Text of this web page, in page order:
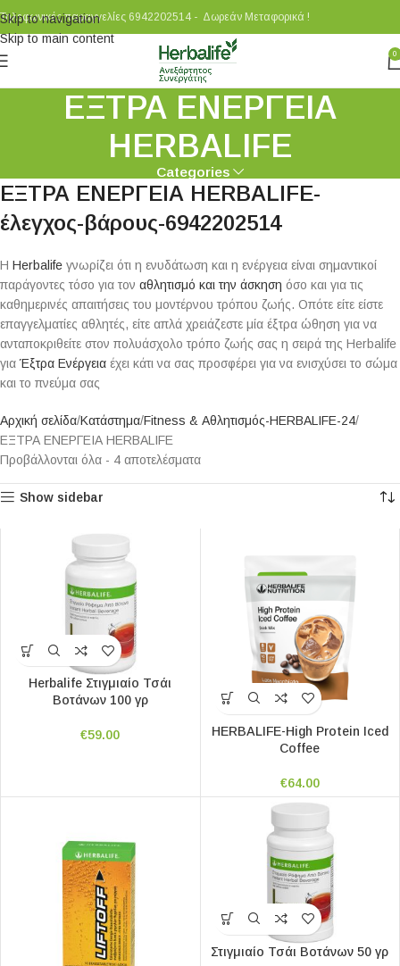
Skip to navigation
Skip to main content
Τηλεφωνικές παραγγελίες 6942202514 - Δωρεάν Μεταφορικά !
0
ΕΞΤΡΑ ΕΝΕΡΓΕΙΑ
HERBALIFE
Categories
ΕΞΤΡΑ ΕΝΕΡΓΕΙΑ HERBALIFE-
έλεγχος-βάρους-6942202514
Η Herbalife γνωρίζει ότι η ενυδάτωση και η ενέργεια είναι σημαντικοί
παράγοντες τόσο για τον αθλητισμό και την άσκηση όσο και για τις
καθημερινές απαιτήσεις του μοντέρνου τρόπου ζωής. Οπότε είτε είστε
επαγγελματίες αθλητές, είτε απλά χρειάζεστε μία έξτρα ώθηση για να
ανταποκριθείτε στον πολυάσχολο τρόπο ζωής σας η σειρά της Herbalife
γιαΈξτρα Ενέργεια έχει κάτι να σας προσφέρει για να ενισχύσει το σώμα
και το πνεύμα σας
Αρχική σελίδα Κατάστημα Fitness & Αθλητισμός-HERBALIFE-24
ΕΞΤΡΑ ΕΝΕΡΓΕΙΑ HERBALIFE
Προβάλλονται όλα - 4 αποτελέσματα
Show sidebar
Herbalife Στιγμιαίο Τσάι
Βοτάνων 100 γρ
€59.00
HERBALIFE-High Protein Iced
Coffee
€64.00
Στιγμιαίο Τσάι Βοτάνων 50 γρ